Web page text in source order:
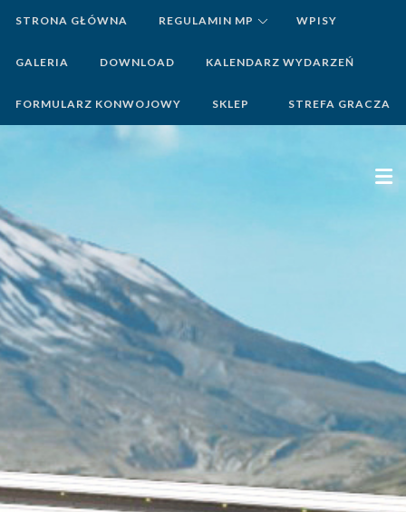
STRONA GŁÓWNA REGULAMIN MP WPISY
GALERIA DOWNLOAD KALENDARZ WYDARZEŃ
FORMULARZ KONWOJOWY SKLEP STREFA GRACZA